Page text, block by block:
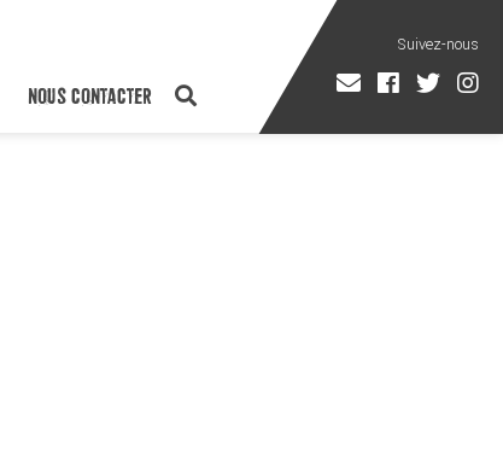
NOUS CONTACTER